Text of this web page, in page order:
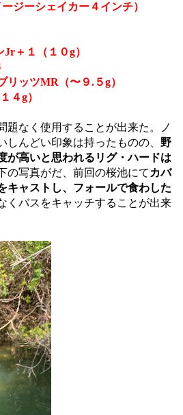
ジーシェイカー４インチ）
＋１（１０g）
ッツMR（〜９.５g）
４g）
題なく使用することが出来た。ノ
しんどい印象は持ったものの、 野
が高いと思われるリグ・ハードは
の写真がだ、前回の桜池にて カバ
キャストし、フォールで食わした
くバスをキャッチすることが出来